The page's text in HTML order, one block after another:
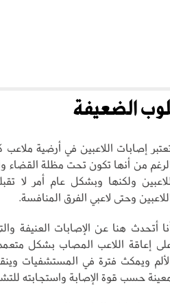
الضعيفة
إصابات اللاعبين في أرضية
من أنها تكون تحت مظلة القضاء
ولكنها وبشكل عام أمر لا
وحتى لاعبي الفرق المنافسة.
أتحدث هنا عن الإصابات العنيفة
إعاقة اللاعب المصاب بشكل
ويمكث فترة في المستشفيات
حسب قوة الإصابة واستجابته